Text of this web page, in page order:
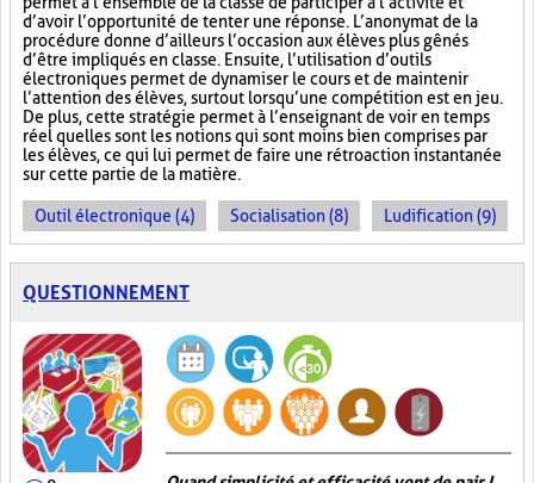
d’avoir l’opportunité de tenter une réponse. L’anonymat de la
procédure donne d’ailleurs l’occasion aux élèves plus gênés
d’être impliqués en classe. Ensuite, l’utilisation d’outils
électroniques permet de dynamiser le cours et de maintenir
l’attention des élèves, surtout lorsqu’une compétition est en jeu.
De plus, cette stratégie permet à l’enseignant de voir en temps
réel quelles sont les notions qui sont moins bien comprises par
les élèves, ce qui lui permet de faire une rétroaction instantanée
sur cette partie de la matière.
Outil électronique (4) Socialisation (8) Ludification (9)
QUESTIONNEMENT